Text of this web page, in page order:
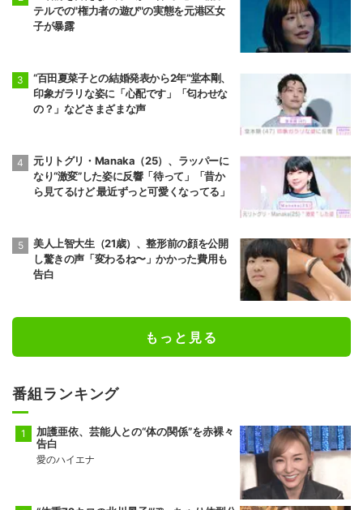
テルでの"権力者の遊び"の実態を元港区女
子が暴露
“百田夏菜子との結婚発表から2年”堂本剛、
印象ガラリな姿に「心配です」「匂わせな
の？」などさまざまな声
元リトグリ・Manaka（25）、ラッパーに
なり“激変”した姿に反響「待って」「昔か
ら見てるけど 最近ずっと可愛くなってる」
美人上智大生（21歳）、整形前の顔を公開
し驚きの声「変わるね〜」かかった費用も
告白
もっと見る
番組ランキング
加護亜依、芸能人との“体の関係”を赤裸々
告白
愛のハイエナ